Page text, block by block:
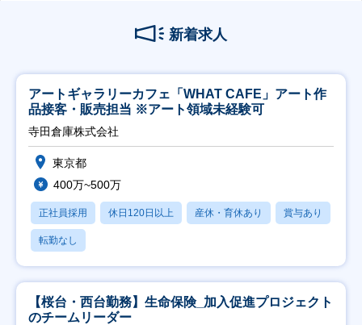
新着求人
アートギャラリーカフェ「WHAT CAFE」アート作
品接客・販売担当 ※アート領域未経験可
寺田倉庫株式会社
東京都
400万~500万
正社員採用 休日120日以上 産休・育休あり 賞与あり
転勤なし
【桜台・西台勤務】生命保険_加入促進プロジェクト
のチームリーダー